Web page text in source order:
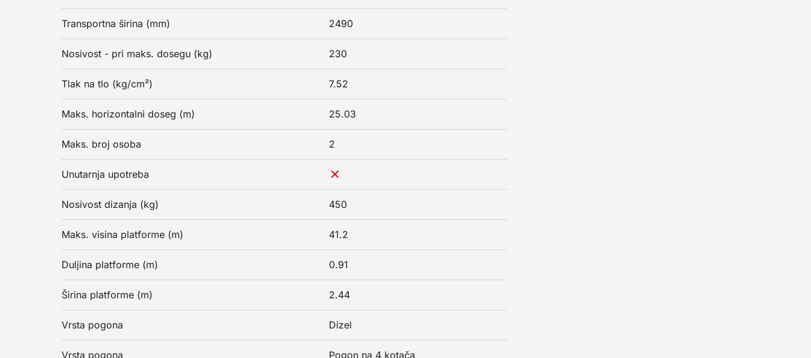
Transportna širina (mm) 2490
Nosivost - pri maks. dosegu (kg) 230
Tlak na tlo (kg/cm²) 7.52
Maks. horizontalni doseg (m) 25.03
Maks. broj osoba 2
Unutarnja upotreba
Nosivost dizanja (kg) 450
Maks. visina platforme (m) 41.2
Duljina platforme (m) 0.91
Širina platforme (m) 2.44
Vrsta pogona Dizel
Vrsta pogona Pogon na 4 kotača